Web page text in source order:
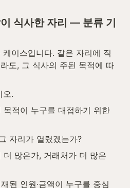
식사한 자리 — 분류 기
이스입니다. 같은 자리에 직
도, 그 식사의 주된 목적에 따
오.
목적이 누구를 대접하기 위한
자리가 열렸겠는가?
많은가, 거래처가 더 많은
된 인원·금액이 누구를 중심